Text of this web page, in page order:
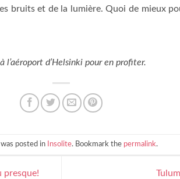
bruits et de la lumière. Quoi de mieux
l’aéroport d’Helsinki pour en profiter.
was posted in Insolite. Bookmark the permalink.
presque!